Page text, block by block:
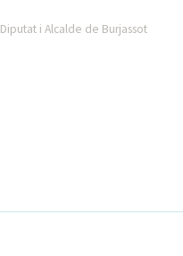
Diputat i Alcalde de Burjassot